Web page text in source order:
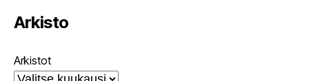
Arkisto
Arkistot